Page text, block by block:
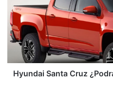
¿Podrá
contra
Hilux
y
Frontier?
Hyundai Santa Cruz